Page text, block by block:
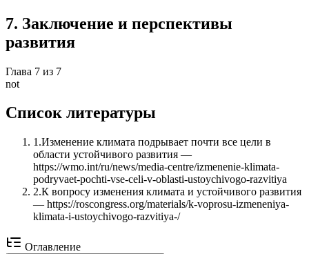
7. Заключение и перспективы
развития
Глава 7 из 7
not
Список литературы
1 .Изменение климата подрывает почти все цели в
области устойчивого развития —
https://wmo.int/ru/news/media-centre/izmenenie-klimata-
podryvaet-pochti-vse-celi-v-oblasti-ustoychivogo-razvitiya
2.К вопросу изменения климата и устойчивого развития
— https://roscongress.org/materials/k-voprosu-izmeneniya-
klimata-i-ustoychivogo-razvitiya-/
Оглавление